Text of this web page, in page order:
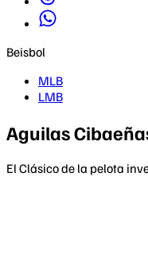
Beisbol
MLB
LMB
Aguilas
El Clásico de la pelota